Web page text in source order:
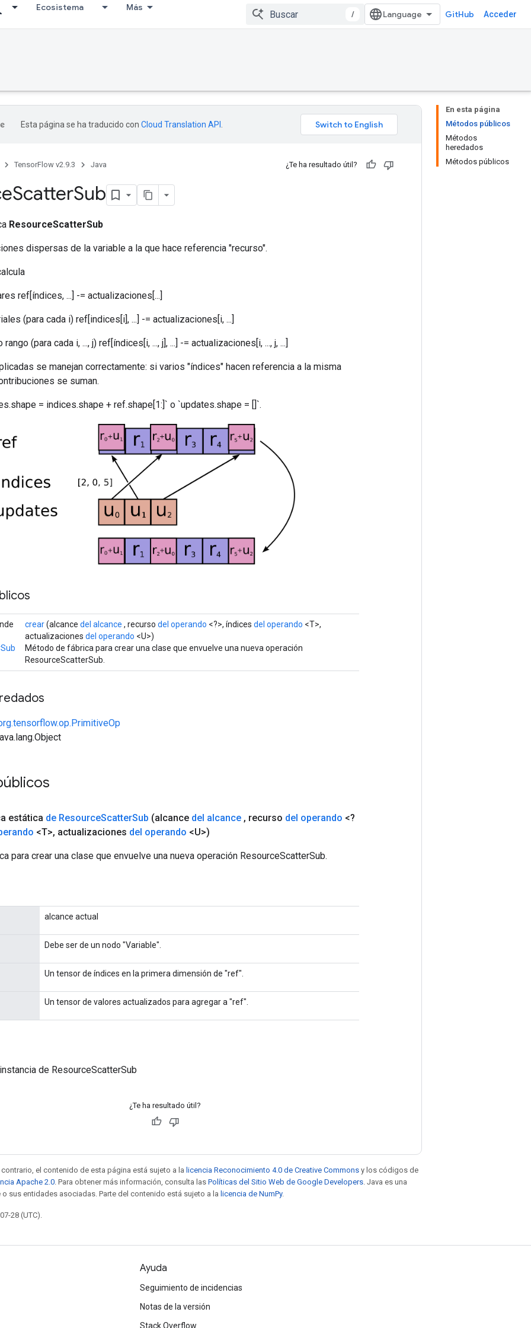
Ecosistema Más
/ GitHub Acceder
En esta página
Métodos públicos
Métodos
heredados
Métodos públicos
Esta página se ha traducido con Cloud Translation API
TensorFlow v2.9.3 Java ¿Te ha resultado útil?
ScatterSub
ResourceScatterSub
dispersas de la variable a la que hace referencia "recurso".
ref[índices, ...] -= actualizaciones[...]
(para cada i) ref[indices[i], ...] -= actualizaciones[i, ...]
(para cada i, ..., j) ref[índices[i, ..., j], ...] -= actualizaciones[i, ..., j, ...]
se manejan correctamente: si varios "índices" hacen referencia a la misma
se suman.
= indices.shape + ref.shape[1:]` o `updates.shape = []`.
crear(alcance del alcance , recurso del operando <?>, índices del operando <T>,
actualizaciones del operando <U>)
Método de fábrica para crear una clase que envuelve una nueva operación
ResourceScatterSub.
estática de ResourceScatterSub (alcance del alcance , recurso del operando <?
<T>, actualizaciones del operando <U>)
para crear una clase que envuelve una nueva operación ResourceScatterSub.
alcance actual
Debe ser de un nodo "Variable".
Un tensor de índices en la primera dimensión de "ref".
Un tensor de valores actualizados para agregar a "ref".
de ResourceScatterSub
¿Te ha resultado útil?
el contenido de esta página está sujeto a la licencia Reconocimiento 4.0 de Creative Commons y los códigos de
Apache 2.0. Para obtener más información, consulta las Políticas del Sitio Web de Google Developers. Java es una
sus entidades asociadas. Parte del contenido está sujeto a la licencia de NumPy.
28 (UTC).
Ayuda
Seguimiento de incidencias
Notas de la versión
Stack Overflow